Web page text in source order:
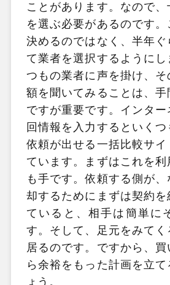
ことがあります。なので
を選ぶ必要があるのです
決めるのではなく、半年
て業者を選択するようにし
つもの業者に声を掛け、
額を聞いてみることは、手
ですが重要です。インタ
回情報を入力するといく
依頼が出せる一括比較サ
ています。まずはこれを利
も手です。依頼する側が
却するためにまずは契約
ていると、相手は簡単に
す。そして、足元をみて
居るのです。ですから、
ら余裕をもった計画を立
ょう。